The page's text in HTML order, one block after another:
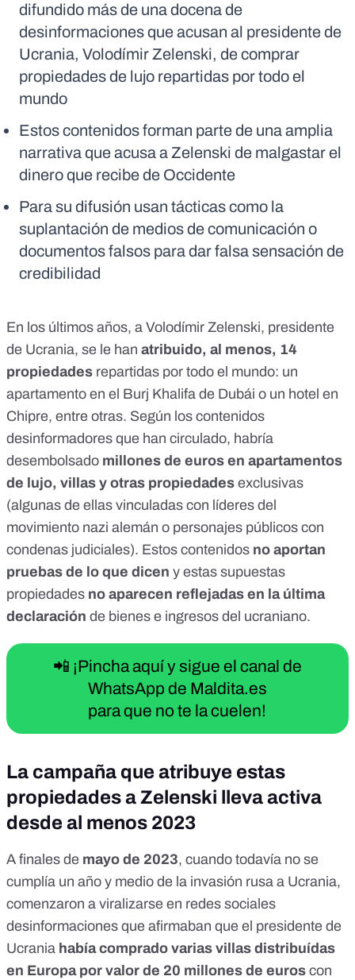
difundido más de una docena de
desinformaciones que acusan al presidente de
Ucrania, Volodímir Zelenski, de comprar
propiedades de lujo repartidas por todo el
mundo
Estos contenidos forman parte de una amplia
narrativa que acusa a Zelenski de malgastar el
dinero que recibe de Occidente
Para su difusión usan tácticas como la
suplantación de medios de comunicación o
documentos falsos para dar falsa sensación de
credibilidad
En los últimos años, a Volodímir Zelenski, presidente
de Ucrania, se le han atribuido, al menos, 14
propiedades repartidas por todo el mundo: un
apartamento en el Burj Khalifa de Dubái o un hotel en
Chipre, entre otras. Según los contenidos
desinformadores que han circulado, habría
desembolsado millones de euros en apartamentos
de lujo, villas y otras propiedades exclusivas
(algunas de ellas vinculadas con líderes del
movimiento nazi alemán o personajes públicos con
condenas judiciales). Estos contenidos no aportan
pruebas de lo que dicen y estas supuestas
propiedades no aparecen reflejadas en la última
declaración de bienes e ingresos del ucraniano.
📲 ¡Pincha aquí y sigue el canal de
WhatsApp de Maldita.es
para que no te la cuelen!
La campaña que atribuye estas
propiedades a Zelenski lleva activa
desde al menos 2023
A finales de mayo de 2023, cuando todavía no se
cumplía un año y medio de la invasión rusa a Ucrania,
comenzaron a viralizarse en redes sociales
desinformaciones que afirmaban que el presidente de
Ucrania había comprado varias villas distribuídas
en Europa por valor de 20 millones de euros con